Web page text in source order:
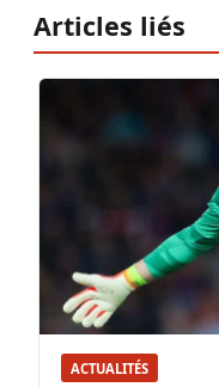
Articles liés
ACTUALITÉS